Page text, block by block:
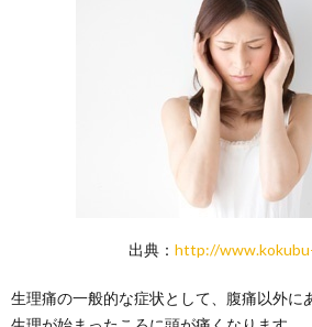
出典： http://
生理痛の一般的な症状として、腹痛以外に